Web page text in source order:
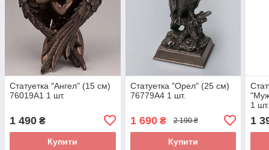
Статуетка "Ангел" (15 см)
76019A1 1 шт.
1 490 ₴
Купити
Статуетка "Орел" (25 см)
76779A4 1 шт.
1 690₴ 2 190 ₴
Купити
1 шт.
1